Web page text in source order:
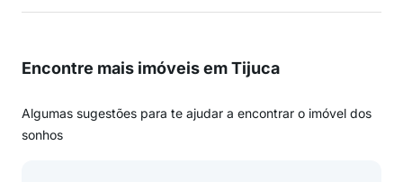
Encontre mais imóveis em Tijuca
Algumas sugestões para te ajudar a encontrar o imóvel dos
sonhos